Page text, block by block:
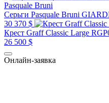
Pasquale Bruni
Серьги Pasquale Bruni
30 370 $
Крест Graff Classic Large
26 500 $
Онлайн-заявка